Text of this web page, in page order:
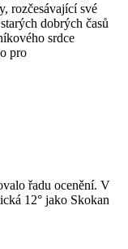
rozčesávající své
dobrých časů
srdce
pro
řadu ocenění. V
12° jako Skokan